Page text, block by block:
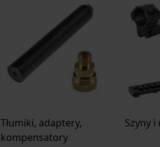
Tłumiki, adaptery,
kompensatory
Szyny